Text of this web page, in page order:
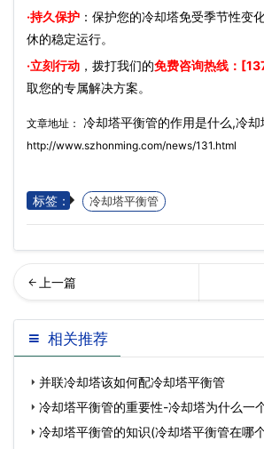
·持久保护 ：保护您的冷却塔免受季节性变
休的稳定运行。
·立刻行动 ，拨打我们的免费咨询热线：
取您的专属解决方案。
文章地址： 冷却塔平衡管的作用是什么,冷
http://www.szhonming.com/news/131.html
标签： 冷却塔平衡管
却塔选型须知注意问题整
理…
季冷却
有
相关推荐
并联冷却塔该如何配冷却塔平衡管
冷却塔平衡管的重要性-冷却塔为什么一
(冷却
冷却塔平衡管的知识(冷却塔平衡管在哪